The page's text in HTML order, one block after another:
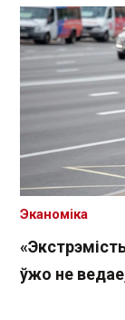
ўжо не
Эканоміка